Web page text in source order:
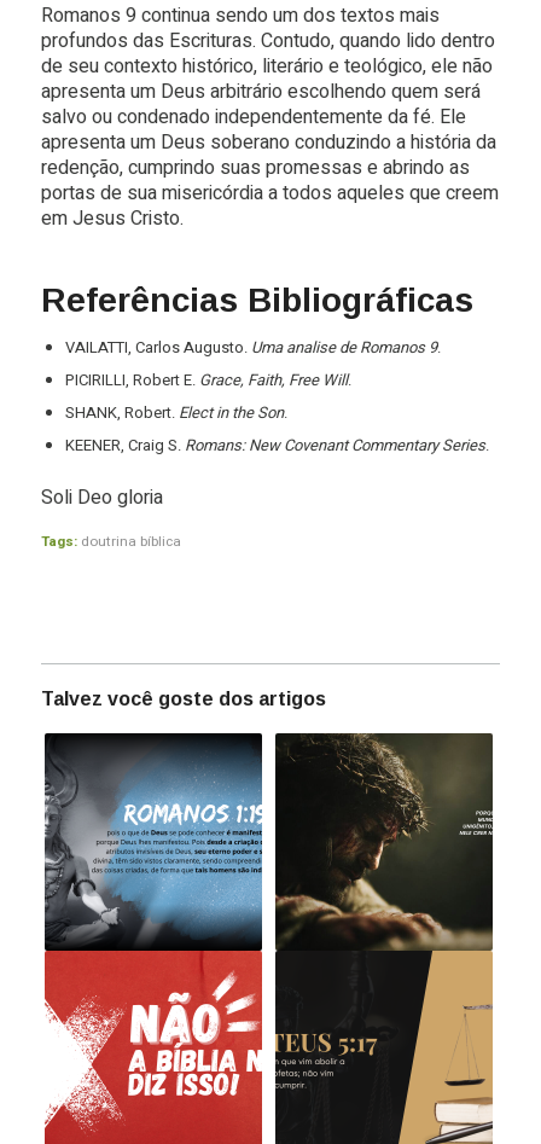
Romanos 9 continua sendo um dos textos mais
profundos das Escrituras. Contudo, quando lido dentro
de seu contexto histórico, literário e teológico, ele não
apresenta um Deus arbitrário escolhendo quem será
salvo ou condenado independentemente da fé. Ele
apresenta um Deus soberano conduzindo a história da
redenção, cumprindo suas promessas e abrindo as
portas de sua misericórdia a todos aqueles que creem
em Jesus Cristo.
Referências Bibliográficas
VAILATTI, Carlos Augusto. Uma analise de Romanos 9.
PICIRILLI, Robert E. Grace, Faith, Free Will.
SHANK, Robert. Elect in the Son.
KEENER, Craig S. Romans: New Covenant Commentary Series.
Soli Deo gloria
Tags: doutrina bíblica
Talvez você goste dos artigos